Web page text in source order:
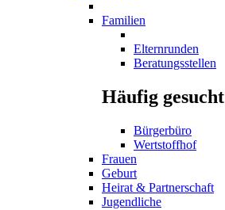
Familien
Elternrunden
Beratungsstellen
Häufig gesucht
Bürgerbüro
Wertstoffhof
Frauen
Geburt
Heirat & Partnerschaft
Jugendliche